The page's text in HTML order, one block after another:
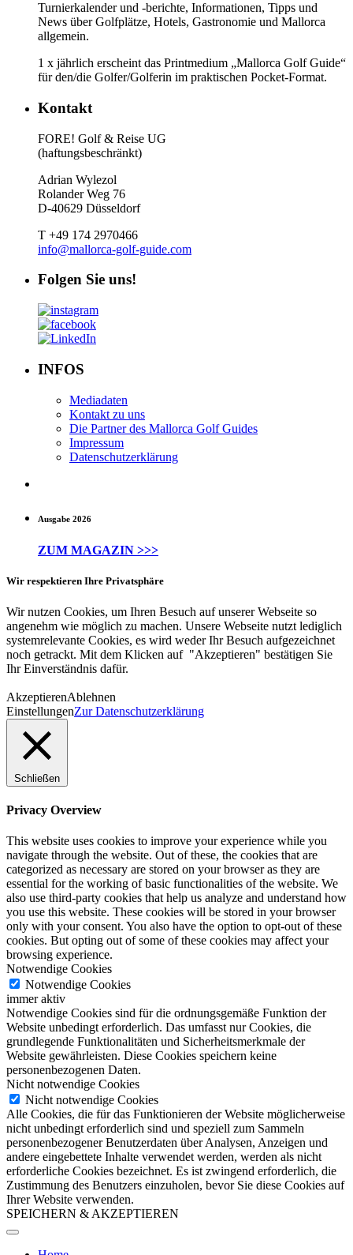
Turnierkalender und -berichte, Informationen, Tipps und
News über Golfplätze, Hotels, Gastronomie und Mallorca
allgemein.
1 x jährlich erscheint das Printmedium „Mallorca Golf Guide“
für den/die Golfer/Golferin im praktischen Pocket-Format.
Kontakt
FORE! Golf & Reise UG
(haftungsbeschränkt)
Adrian Wylezol
Rolander Weg 76
D-40629 Düsseldorf
T +49 174 2970466
info@mallorca-golf-guide.com
Folgen Sie uns!
INFOS
Mediadaten
Kontakt zu uns
Die Partner des Mallorca Golf Guides
Impressum
Datenschutzerklärung
Ausgabe 2026
ZUM MAGAZIN >>>
Wir respektieren Ihre Privatsphäre
Wir nutzen Cookies, um Ihren Besuch auf unserer Webseite so
angenehm wie möglich zu machen. Unsere Webseite nutzt lediglich
systemrelevante Cookies, es wird weder Ihr Besuch aufgezeichnet
noch getrackt. Mit dem Klicken auf "Akzeptieren" bestätigen Sie
Ihr Einverständnis dafür.
AkzeptierenAblehnen
EinstellungenZur Datenschutzerklärung
Schließen
Privacy Overview
This website uses cookies to improve your experience while you
navigate through the website. Out of these, the cookies that are
categorized as necessary are stored on your browser as they are
essential for the working of basic functionalities of the website. We
also use third-party cookies that help us analyze and understand how
you use this website. These cookies will be stored in your browser
only with your consent. You also have the option to opt-out of these
cookies. But opting out of some of these cookies may affect your
browsing experience.
Notwendige Cookies
Notwendige Cookies
immer aktiv
Notwendige Cookies sind für die ordnungsgemäße Funktion der
Website unbedingt erforderlich. Das umfasst nur Cookies, die
grundlegende Funktionalitäten und Sicherheitsmerkmale der
Website gewährleisten. Diese Cookies speichern keine
personenbezogenen Daten.
Nicht notwendige Cookies
Nicht notwendige Cookies
Alle Cookies, die für das Funktionieren der Website möglicherweise
nicht unbedingt erforderlich sind und speziell zum Sammeln
personenbezogener Benutzerdaten über Analysen, Anzeigen und
andere eingebettete Inhalte verwendet werden, werden als nicht
erforderliche Cookies bezeichnet. Es ist zwingend erforderlich, die
Zustimmung des Benutzers einzuholen, bevor Sie diese Cookies auf
Ihrer Website verwenden.
SPEICHERN & AKZEPTIEREN